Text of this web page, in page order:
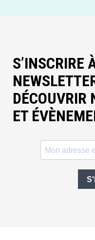
S’INSCRIRE
DÉCOUVRIR
ET